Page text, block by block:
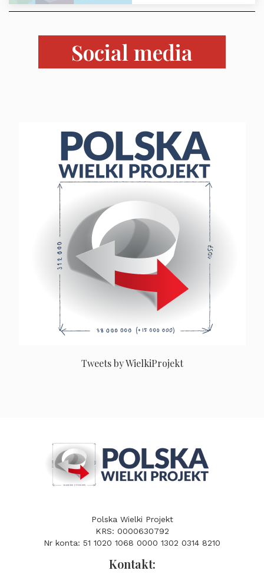
Social media
Tweets by WielkiProjekt
Polska Wielki Projekt
KRS: 0000630792
Nr konta: 51 1020 1068 0000 1302 0314 8210
Kontakt: